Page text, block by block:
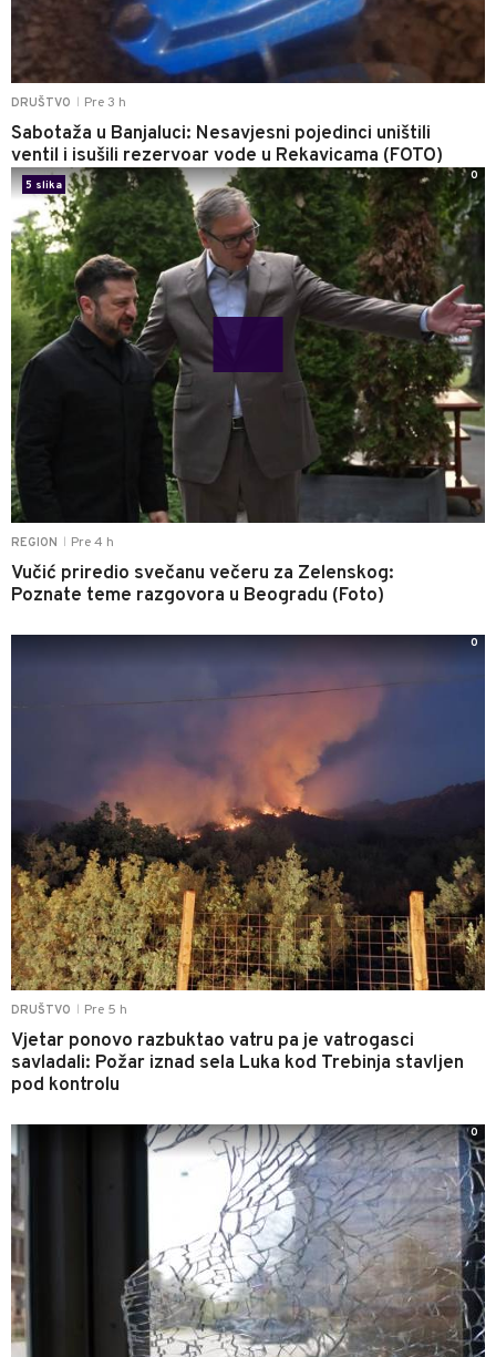
DRUŠTVO Pre 3 h
Sabotaža u Banjaluci: Nesavjesni pojedinci uništili
ventil i isušili rezervoar vode u Rekavicama (FOTO)
REGION Pre 4 h
Vučić priredio svečanu večeru za Zelenskog:
Poznate teme razgovora u Beogradu (Foto)
5 slika
0
DRUŠTVO Pre 5 h
Vjetar ponovo razbuktao vatru pa je vatrogasci
savladali: Požar iznad sela Luka kod Trebinja stavljen
pod kontrolu
0
0